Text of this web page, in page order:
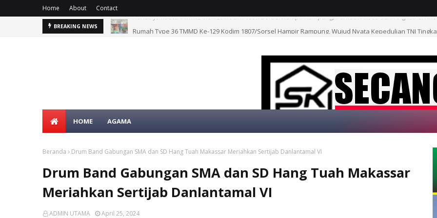
Home About Contact
BREAKING NEWS
SELAMAT DATANG DI WEBSITE
HOME AGAMA
Beranda Drum Band Gabungan SMA dan SD Hang Tuah Makassar Meriahkan Sertijab Danlantamal VI
Drum Band Gabungan SMA dan SD Hang Tuah Makassar
Meriahkan Sertijab Danlantamal VI
ADMIN UTAMA April 25, 2024